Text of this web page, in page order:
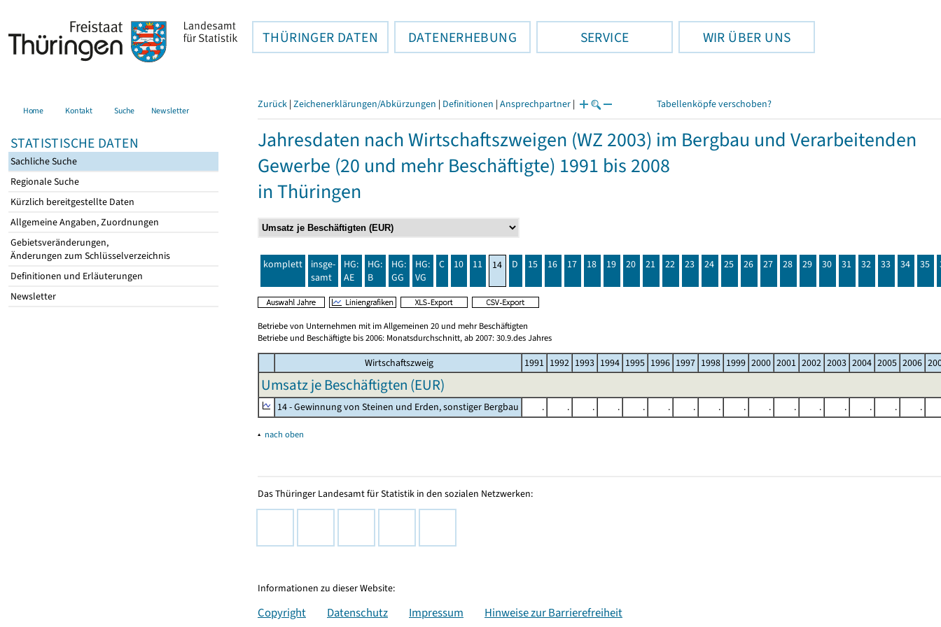
THÜRINGER DATEN DATENERHEBUNG SERVICE WIR ÜBER UNS
Home Kontakt Suche Newsletter
STATISTISCHE DATEN
Sachliche Suche
Regionale Suche
Kürzlich bereitgestellte Daten
Allgemeine Angaben, Zuordnungen
Gebietsveränderungen,
Änderungen zum Schlüsselverzeichnis
Definitionen und Erläuterungen
Newsletter
Zurück | Zeichenerklärungen/Abkürzungen | Definitionen | Ansprechpartner | Tabellenköpfe verschoben?
Jahresdaten nach Wirtschaftszweigen (WZ 2003) im Bergbau und Verarbeitenden
Gewerbe (20 und mehr Beschäftigte) 1991 bis 2008
in Thüringen
komplett
insge-
samt
HG:
AE
HG:
B
HG:
GG
HG:
VG
C 10 11 14 D 15 16 17 18 19 20 21 22 23 24 25 26 27 28 29 30 31 32 33 34 35
Betriebe von Unternehmen mit im Allgemeinen 20 und mehr Beschäftigten
Betriebe und Beschäftigte bis 2006: Monatsdurchschnitt, ab 2007: 30.9.des Jahres
Wirtschaftszweig 1991 1992 1993 1994 1995 1996 1997 1998 1999 2000 2001 2002 2003 2004 2005 2006
Umsatz je Beschäftigten (EUR)
14 - Gewinnung von Steinen und Erden, sonstiger Bergbau . . . . . . . . . . . . . . . .
▴ nach oben
Das Thüringer Landesamt für Statistik in den sozialen Netzwerken:
Informationen zu dieser Website:
Copyright Datenschutz Impressum Hinweise zur Barrierefreiheit